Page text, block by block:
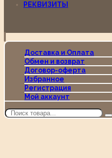
РЕКВИЗИТЫ
Доставка и Оплата
Обмен и возврат
Договор-оферта
Избранное
Регистрация
Мой аккаунт